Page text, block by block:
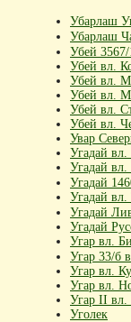
Убарлаш
Убарлаш
Убей
Убей вл.
Убей вл.
Убей вл.
Убей вл.
Убей вл.
Увар
Угадай вл.
Угадай
Угадай
Угадай
Угадай
Угадай
Угар вл.
Угар 33/б
Угар вл.
Угар вл.
Угар II вл.
Уголек